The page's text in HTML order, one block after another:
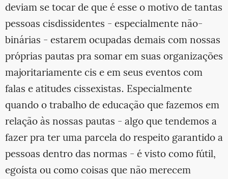
deviam se tocar de que é esse o motivo de tantas
pessoas cisdissidentes - especialmente não-
binárias - estarem ocupadas demais com nossas
próprias pautas pra somar em suas organizações
majoritariamente cis e em seus eventos com
falas e atitudes cissexistas. Especialmente
quando o trabalho de educação que fazemos em
relação às nossas pautas - algo que tendemos a
fazer pra ter uma parcela do respeito garantido a
pessoas dentro das normas - é visto como fútil,
egoísta ou como coisas que não merecem